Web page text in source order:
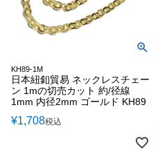
KH89-1M
日本紐釦貿易 ネックレスチェー
ン 1mの切売カット 約/径線
1mm 内径2mm ゴールド KH89
¥1,708税込